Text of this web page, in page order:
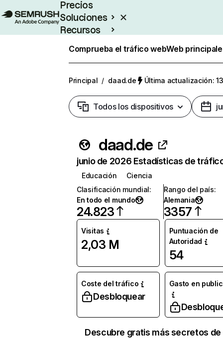
Precios
Soluciones
Recursos
Comprueba el tráfico webWeb
Principal / daad.de Última actualización:
Todos los dispositivos
daad.de
junio de 2026 Estadísticas de
Educación
Ciencia
Clasificación mundial:
En todo el mundo
24.823
Rango del país:
Alemania
3357
Visitas
2,03 M
Puntuación de
Autoridad
54
Coste del tráfico
Desbloquear
Gasto en
Descubre gratis más secretos de